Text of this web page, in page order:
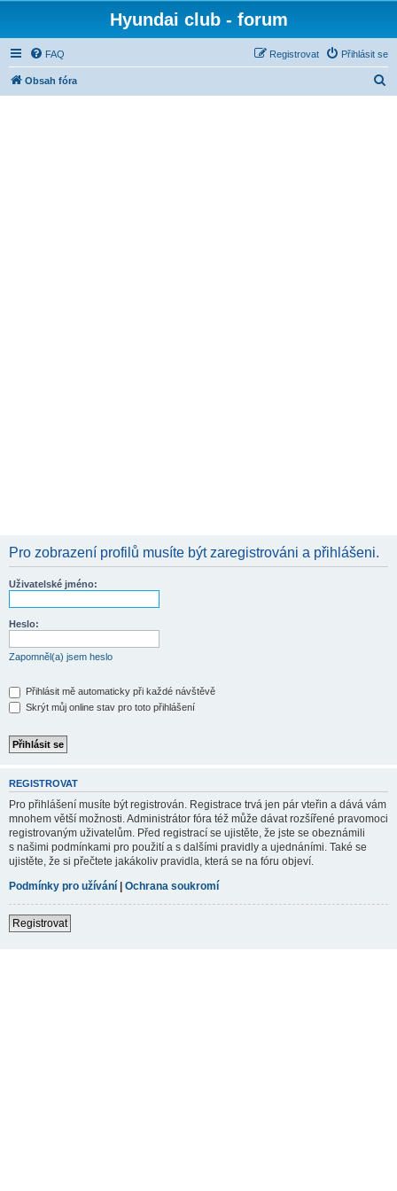
Hyundai club - forum
FAQ Přihlásit se
Registrovat
Obsah fóra
Pro zobrazení profilů musíte být zaregistrováni a přihlášeni.
Uživatelské jméno:
Heslo:
Zapomněl(a) jsem heslo
Přihlásit mě automaticky při každé návštěvě
Skrýt můj online stav pro toto přihlášení
REGISTROVAT
Pro přihlášení musíte být registrován. Registrace trvá jen pár vteřin a dává vám
mnohem větší možnosti. Administrátor fóra též může dávat rozšířené pravomoci
registrovaným uživatelům. Před registrací se ujistěte, že jste se obeznámili
s našimi podmínkami pro použití a s dalšími pravidly a ujednáními. Také se
ujistěte, že si přečtete jakákoliv pravidla, která se na fóru objeví.
Podmínky pro užívání | Ochrana soukromí
Registrovat